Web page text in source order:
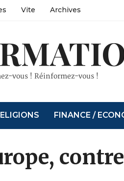
Vite Archives
vous ! Réinformez-vous !
FINANCE /
contre